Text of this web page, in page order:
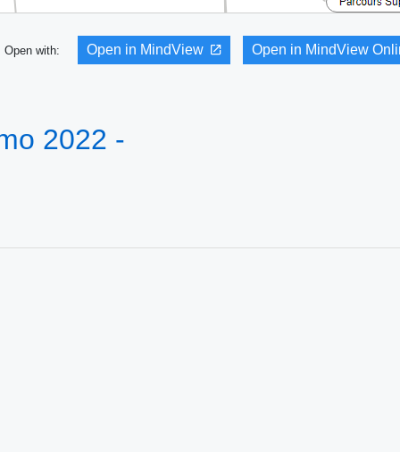
Open with: Open in MindView Open in MindView
2022 -